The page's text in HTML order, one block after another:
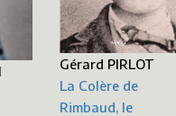
Gérard PIRLOT
La Colère de
Rimbaud, le